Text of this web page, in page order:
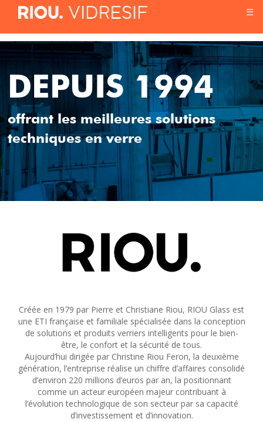
☰
DEPUIS 1994
offrant les meilleures solutions
techniques en verre
Créée en 1979 par Pierre et Christiane Riou, RIOU Glass est
une ETI française et familiale spécialisée dans la conception
de solutions et produits verriers intelligents pour le bien-
être, le confort et la sécurité de tous.
Aujourd’hui dirigée par Christine Riou Feron, la deuxième
génération, l’entreprise réalise un chiffre d’affaires consolidé
d’environ 220 millions d’euros par an, la positionnant
comme un acteur européen majeur contribuant à
l’évolution technologique de son secteur par sa capacité
d’investissement et d’innovation.